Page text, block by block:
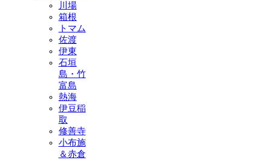
川場
箱根
トマム
佐渡
伊東
石垣
島・竹
富島
熱海
伊豆稲
取
修善寺
小布施
＆赤倉